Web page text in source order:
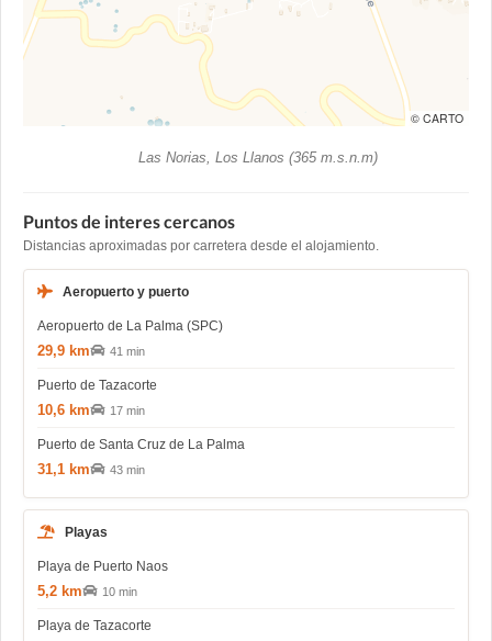
© CARTO
Las Norias, Los Llanos (365 m.s.n.m)
Puntos de interes cercanos
Distancias aproximadas por carretera desde el alojamiento.
Aeropuerto y puerto
Aeropuerto de La Palma (SPC)
29,9 km 41 min
Puerto de Tazacorte
10,6 km 17 min
Puerto de Santa Cruz de La Palma
31,1 km 43 min
Playas
Playa de Puerto Naos
5,2 km 10 min
Playa de Tazacorte